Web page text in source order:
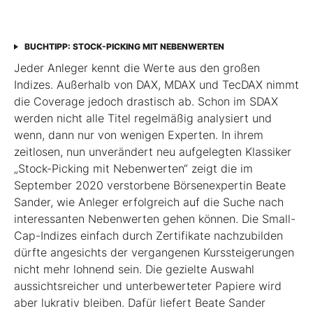
BUCHTIPP: STOCK-PICKING MIT NEBENWERTEN
Jeder Anleger kennt die Werte aus den großen
Indizes. Außerhalb von DAX, MDAX und TecDAX nimmt
die Coverage jedoch drastisch ab. Schon im SDAX
werden nicht alle Titel regel­mäßig analysiert und
wenn, dann nur von wenigen Experten. In ihrem
zeitlosen, nun unverändert neu aufgelegten Klassiker
„Stock-Picking mit Nebenwerten“ zeigt die im
September 2020 verstorbene Börsenexpertin Beate
Sander, wie Anleger erfolgreich auf die Suche nach
interessanten Nebenwerten gehen können. Die Small-
Cap-Indizes einfach durch Zertifikate nachzubilden
dürfte angesichts der vergangenen Kurssteiger­ungen
nicht mehr lohnend sein. Die gezielte Auswahl
aussichtsreicher und unterbewerteter Papiere wird
aber lukrativ bleiben. Dafür liefert Beate Sander